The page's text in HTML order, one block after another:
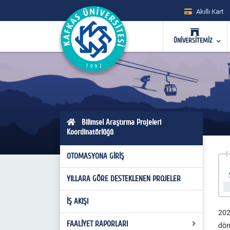
Akıllı Kart
ÜNİVERSİTEMİZ
Bilimsel Araştırma Projeleri
Koordinatörlüğü
OTOMASYONA GİRİŞ
YILLARA GÖRE DESTEKLENEN PROJELER
İŞ AKIŞI
FAALİYET RAPORLARI